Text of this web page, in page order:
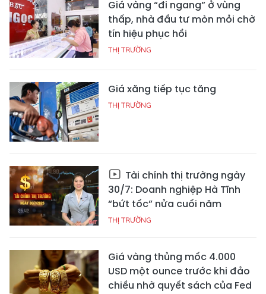
Giá vàng “đi ngang” ở vùng
thấp, nhà đầu tư mòn mỏi chờ
tín hiệu phục hồi
THỊ TRƯỜNG
Giá xăng tiếp tục tăng
THỊ TRƯỜNG
Tài chính thị trường ngày
30/7: Doanh nghiệp Hà Tĩnh
“bứt tốc” nửa cuối năm
THỊ TRƯỜNG
Giá vàng thủng mốc 4.000
USD một ounce trước khi đảo
chiều nhờ quyết sách của Fed